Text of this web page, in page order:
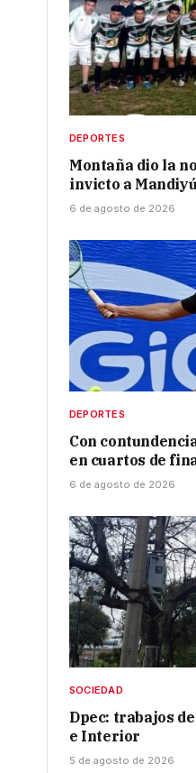
DEPORTES
Montaña dio la
invicto a Mandiyú
6 de agosto de 2026
DEPORTES
Con
en cuartos de
6 de agosto de 2026
SOCIEDAD
Dpec: trabajos
e Interior
5 de agosto de 2026